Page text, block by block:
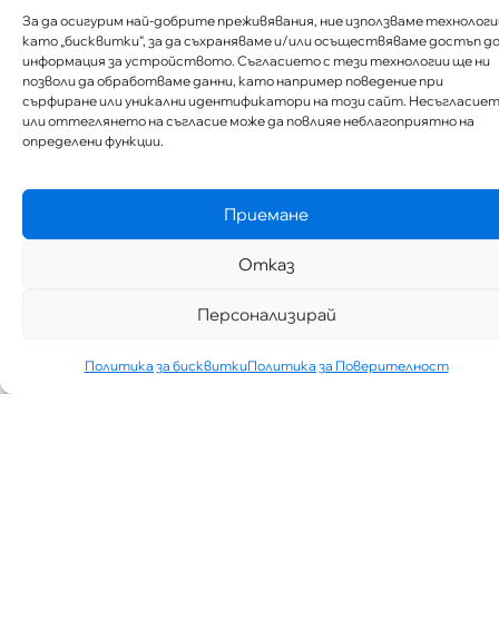
За да осигурим най-добрите преживявания, ние използваме
като „бисквитки“, за да съхраняваме и/или осъществяваме достъп до
информация за устройството. Съгласието с тези технологии ще ни
позволи да обработваме данни, като например поведение при
сърфиране или уникални идентификатори на този сайт.
или оттеглянето на съгласие може да повлияе неблагоприятно на
определени функции.
Приемане
Отказ
Персонализирай
Политика за бисквиткиПолитика за Поверителност